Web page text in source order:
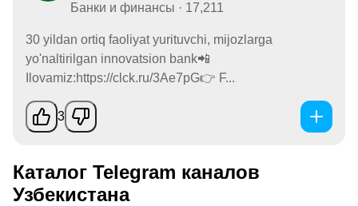
Банки и финансы · 17,211
30 yildan ortiq faoliyat yurituvchi, mijozlarga
yo'naltirilgan innovatsion bank📲
Ilovamiz:https://clck.ru/3Ae7pG👉 F...
3
Каталог Telegram каналов
Узбекистана